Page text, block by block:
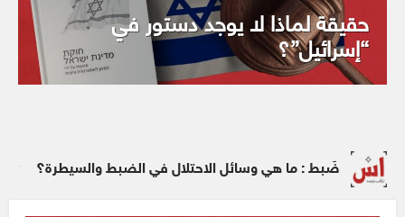
حقيقة لماذا لا يوجد دستور في
“إسرائيل”؟
ضَبط : ما هي وسائل الاحتلال في الضبط والسيطرة؟